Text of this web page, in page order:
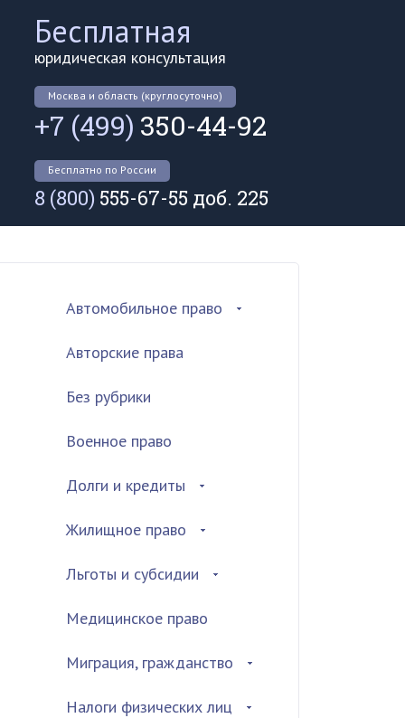
Бесплатная
юридическая консультация
Москва и область (круглосуточно)
+7 (499) 350-44-92
Бесплатно по России
8 (800) 555-67-55 доб. 225
Автомобильное право
Авторские права
Без рубрики
Военное право
Долги и кредиты
Жилищное право
Льготы и субсидии
Медицинское право
Миграция, гражданство
Налоги физических лиц